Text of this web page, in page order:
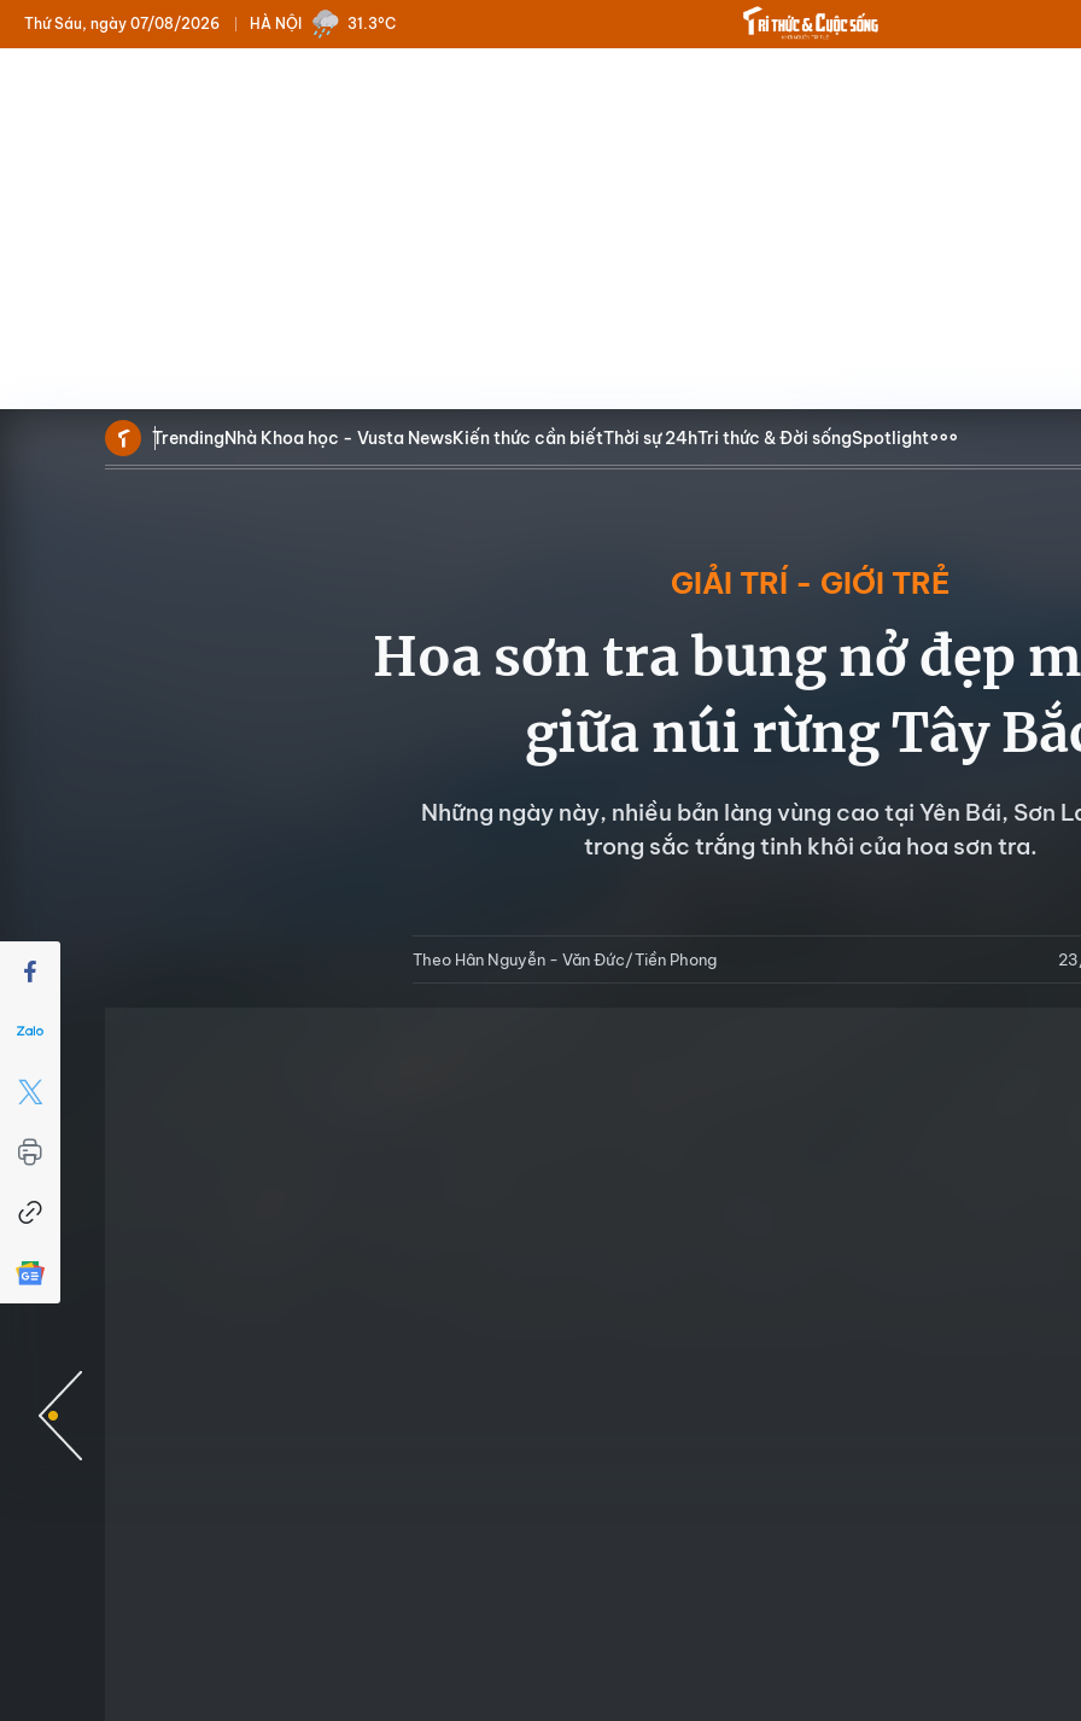
HÀ NỘI
Thứ Sáu, ngày 07/08/2026 31.3°C
TrendingNhà Khoa học - Vusta NewsKiến thức cần biếtThời sự 24hTri thức & Đời sốngSpotlight
GIẢI TRÍ - GIỚI TRẺ
Hoa sơn tra bung nở đẹp
giữa núi rừng Tây
Những ngày này, nhiều bản làng vùng cao tại Yên Bái, Sơn
trong sắc trắng tinh khôi của hoa sơn tra.
Theo Hân Nguyễn - Văn Đức/Tiền Phong